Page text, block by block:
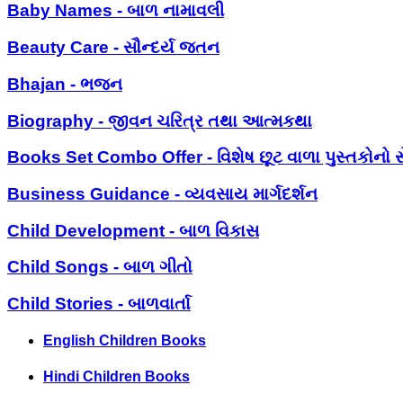
Baby Names - બાળ નામાવલી
Beauty Care - સૌન્દર્ય જતન
Bhajan - ભજન
Biography - જીવન ચરિત્ર તથા આત્મકથા
Books Set Combo Offer - વિશેષ છૂટ વાળા પુસ્તકોનો
Business Guidance - વ્યવસાય માર્ગદર્શન
Child Development - બાળ વિકાસ
Child Songs - બાળ ગીતો
Child Stories - બાળવાર્તા
English Children Books
Hindi Children Books